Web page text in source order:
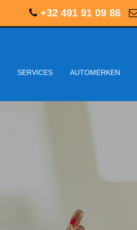
+32 491 91 09 86
SERVICES AUTOMERKEN